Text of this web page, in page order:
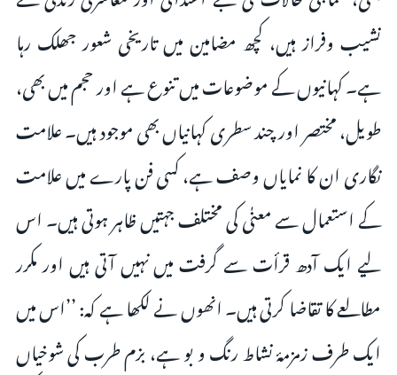
نشیب وفراز ہیں، کچھ مضامین میں تاریخی شعور جھلک رہا
ہے۔ کہانیوں کے موضوعات میں تنوع ہے اور حجم میں بھی،
طویل، مختصر اور چند سطری کہانیاں بھی موجود ہیں۔ علامت
نگاری ان کا نمایاں وصف ہے، کسی فن پارے میں علامت
کے استعمال سے معنٰی کی مختلف جہتیں ظاہر ہوتی ہیں۔ اس
لیے ایک آدھ قرأت سے گرفت میں نہیں آتی ہیں اور مکرر
مطالعے کا تقاضا کرتی ہیں۔ انھوں نے لکھا ہے کہ: ’’اس میں
ایک طرف زمزمۂ نشاط رنگ و بو ہے، بزم طرب کی شوخیاں